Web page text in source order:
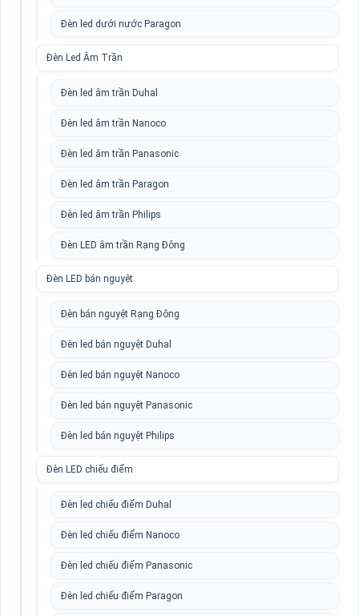
Đèn led dưới nước Paragon
Đèn Led Âm Trần
Đèn led âm trần Duhal
Đèn led âm trần Nanoco
Đèn led âm trần Panasonic
Đèn led âm trần Paragon
Đèn led âm trần Philips
Đèn LED âm trần Rạng Đông
Đèn LED bán nguyệt
Đèn bán nguyệt Rạng Đông
Đèn led bán nguyệt Duhal
Đèn led bán nguyệt Nanoco
Đèn led bán nguyệt Panasonic
Đèn led bán nguyệt Philips
Đèn LED chiếu điểm
Đèn led chiếu điểm Duhal
Đèn led chiếu điểm Nanoco
Đèn led chiếu điểm Panasonic
Đèn led chiếu điểm Paragon